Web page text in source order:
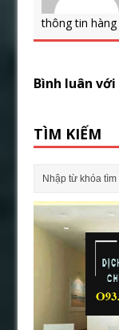
thông tin
Bình luân
TÌM KIẾM